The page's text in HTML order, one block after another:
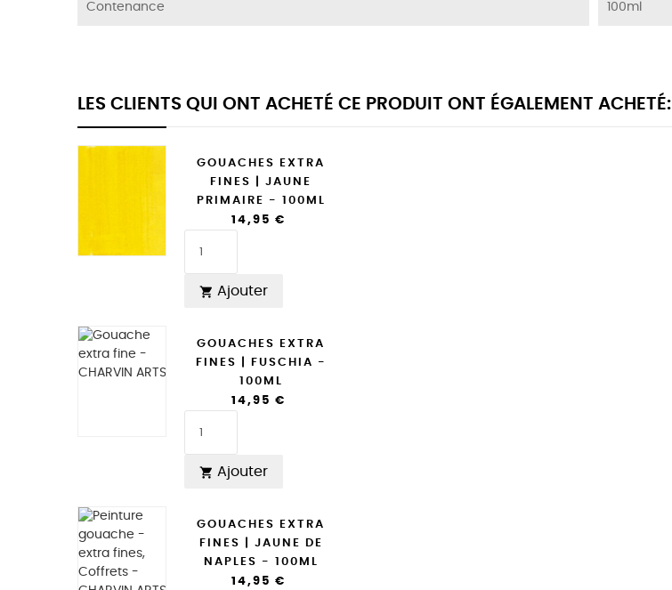
Contenance 100ml
LES CLIENTS QUI ONT ACHETÉ CE PRODUIT ONT ÉGALEMENT ACHETÉ:
GOUACHES EXTRA
FINES | JAUNE
PRIMAIRE - 100ML
14,95 €
 Ajouter
GOUACHES EXTRA
FINES | FUSCHIA -
100ML
14,95 €
 Ajouter
GOUACHES EXTRA
FINES | JAUNE DE
NAPLES - 100ML
14,95 €